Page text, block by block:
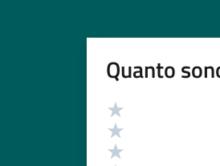
Quanto
Valutazione